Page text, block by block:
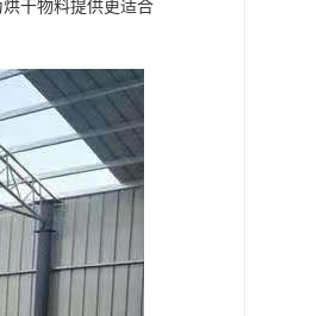
干物料提供更适合